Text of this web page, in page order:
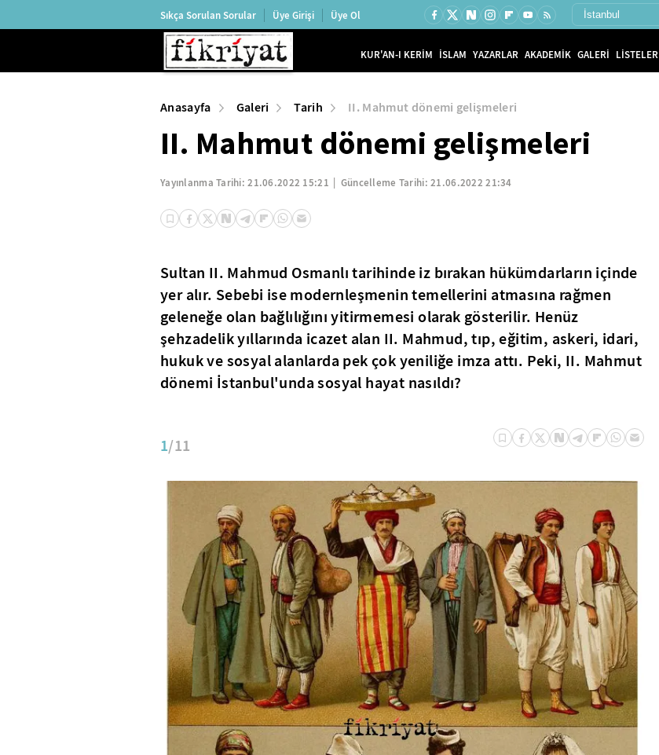
Sıkça Sorulan Sorular Üye Girişi Üye Ol
KUR'AN-I KERİM İSLAM YAZARLAR AKADEMİK GALERİ LİSTELER
Anasayfa Galeri Tarih II. Mahmut dönemi gelişmeleri
II. Mahmut dönemi gelişmeleri
Yayınlanma Tarihi:21.06.2022 15:21 Güncelleme Tarihi:21.06.2022 21:34
Sultan II. Mahmud Osmanlı tarihinde iz bırakan hükümdarların içinde
yer alır. Sebebi ise modernleşmenin temellerini atmasına rağmen
geleneğe olan bağlılığını yitirmemesi olarak gösterilir. Henüz
şehzadelik yıllarında icazet alan II. Mahmud, tıp, eğitim, askeri, idari,
hukuk ve sosyal alanlarda pek çok yeniliğe imza attı. Peki, II. Mahmut
dönemi İstanbul'unda sosyal hayat nasıldı?
1/11